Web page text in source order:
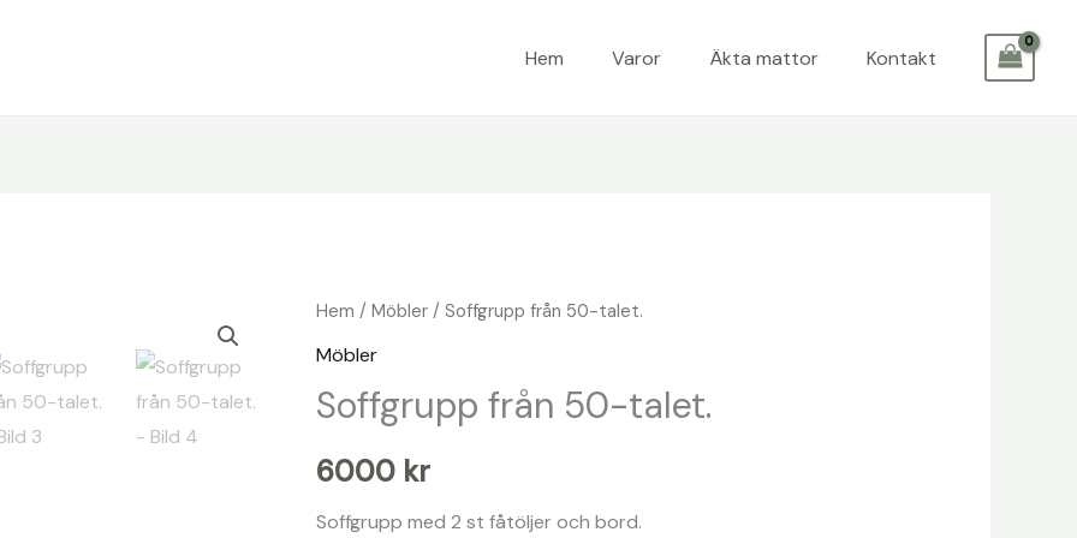
Hem Varor Äkta mattor Kontakt
Hem /Möbler / Soffgrupp från 50-talet.
Möbler
Soffgrupp från 50-talet.
6000 kr
Soffgrupp med 2 st fåtöljer och bord.